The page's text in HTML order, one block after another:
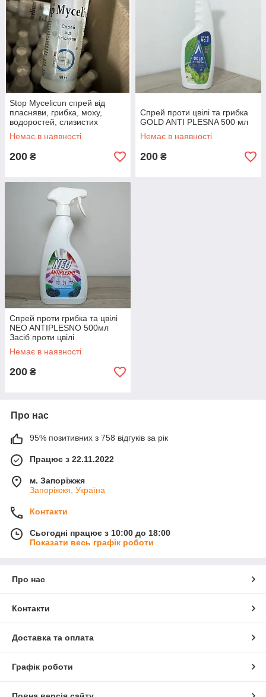
Stop Mycelicun спрей від
пласняви, грибка, моху,
водоростей, слизистих
забруднень
Немає в наявності
200 ₴
Спрей проти цвілі та грибка
GOLD ANTI PLESNA 500 мл
Немає в наявності
200 ₴
Спрей проти грибка та цвілі
NEO ANTIPLESNO 500мл
Засіб проти цвілі
Немає в наявності
200 ₴
Про нас
95% позитивних з 758 відгуків за рік
Працює з 22.11.2022
м. Запоріжжя
Запоріжжя, Україна
Контакти
Сьогодні працює з 10:00 до 18:00
Показати весь графік роботи
Про нас
Контакти
Доставка та оплата
Графік роботи